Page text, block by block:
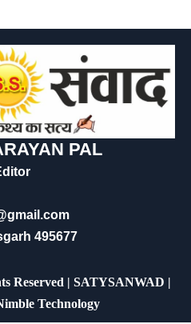
PAL
495677
Reserved | SATYSANWAD |
Technology